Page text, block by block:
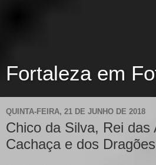
Fortaleza em
QUINTA-FEIRA, 21 DE JUNHO DE 2018
Chico da Silva, Rei das
Cachaça e dos Dragões